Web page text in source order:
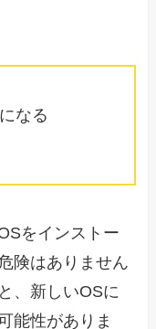
なる
をインストー
険はありません
、新しいOSに
能性がありま